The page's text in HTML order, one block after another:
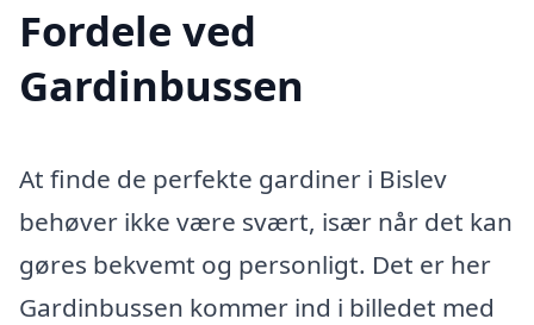
Fordele ved
Gardinbussen
At finde de perfekte gardiner i Bislev
behøver ikke være svært, især når det kan
gøres bekvemt og personligt. Det er her
Gardinbussen kommer ind i billedet med